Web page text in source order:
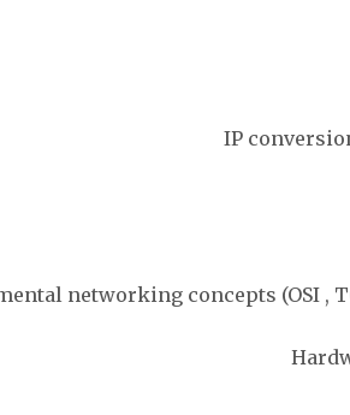
networking concepts (OSI ,